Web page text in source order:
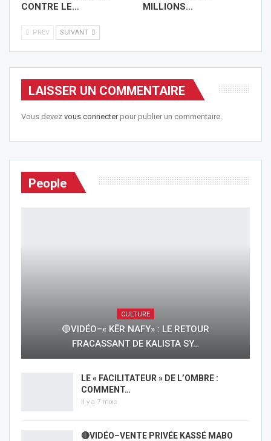
CONTRE LE…
MILLIONS…
PREV SUIVANT
LAISSER UN COMMENTAIRE
Vous devez vous connecterpour publier un commentaire.
People
CULTURE
🔴VIDÉO–« KËR NAFY» : LE RETOUR
FRACASSANT DE KALISTA SY…
LE « FACILITATEUR » DE L’OMBRE :
COMMENT…
Il y a 7 mois
🔴VIDÉO–VENTE PRIVÉE KASSÉ MABO